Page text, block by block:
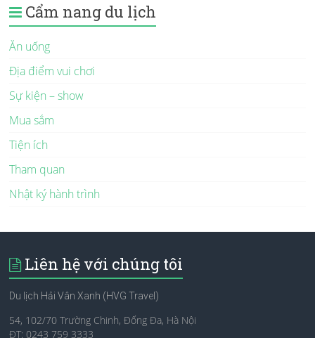
Cẩm nang du lịch
Ăn uống
Địa điểm vui chơi
Sự kiện – show
Mua sắm
Tiện ích
Tham quan
Nhật ký hành trình
Liên hệ với chúng tôi
Du lịch Hải Vân Xanh (HVG Travel)
54, 102/70 Trường Chinh, Đống Đa, Hà Nội
ĐT: 0243 759 3333